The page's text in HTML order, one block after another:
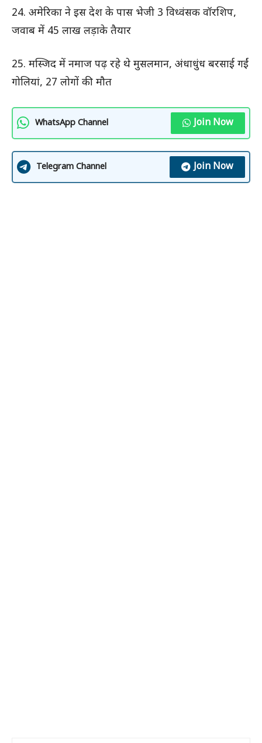
24. अमेरिका ने इस देश के पास भेजी 3 विध्वंसक वॉरशिप,
जवाब में 45 लाख लड़ाके तैयार
25. मस्जिद में नमाज पढ़ रहे थे मुसलमान, अंधाधुंध बरसाई गईं
गोलियां, 27 लोगों की मौत
WhatsApp Channel Join Now
Telegram Channel Join Now